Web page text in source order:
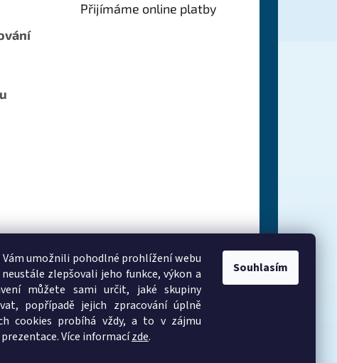
umožnili pohodlné prohlížení webu
zlepšovali jeho funkce, výkon a
můžete sami určit, jaké skupiny
popřípadě jejich zpracování úplně
cookies probíhá vždy, a to v zájmu
Více informacízde.
Souhlasím
Přijímáme online platby